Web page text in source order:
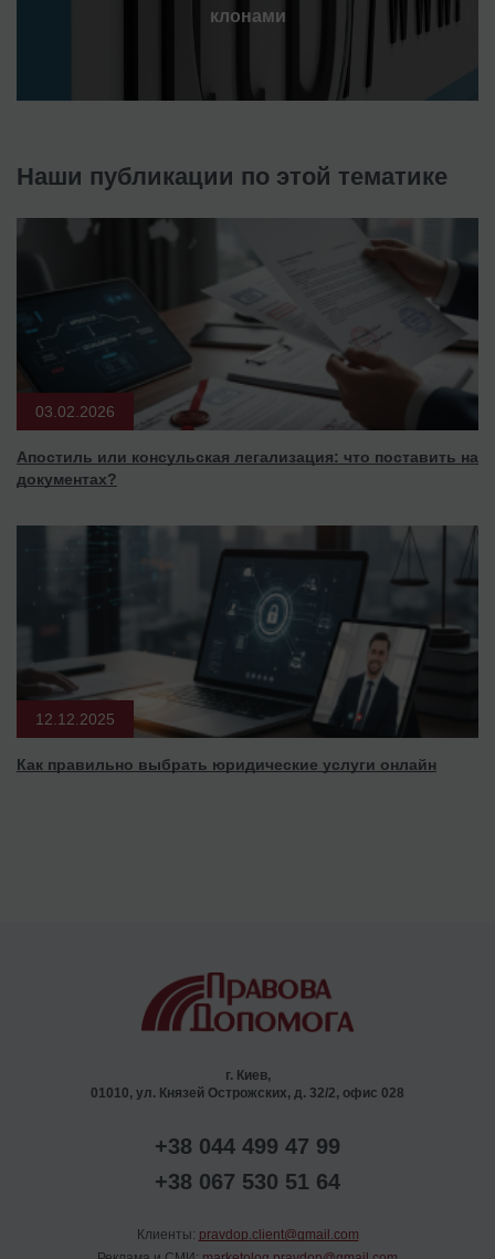
клонами
Наши публикации по этой тематике
03.02.2026
Апостиль или консульская легализация: что поставить на
документах?
12.12.2025
Как правильно выбрать юридические услуги онлайн
г. Киев,
01010, ул. Князей Острожских, д. 32/2, офис 028
+38 044 499 47 99
+38 067 530 51 64
Клиенты: pravdop.client@gmail.com